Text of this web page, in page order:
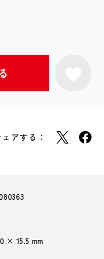
アする：
× 15.5 mm